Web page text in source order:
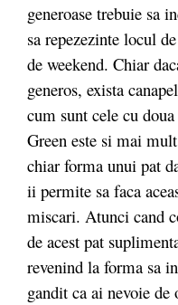
generoase trebuie sa
sa repezezinte locul
de weekend. Chiar
generos, exista
cum sunt cele cu
Green este si mai
chiar forma unui pat
ii permite sa faca
miscari. Atunci cand
de acest pat
revenind la forma sa
gandit ca ai nevoie de